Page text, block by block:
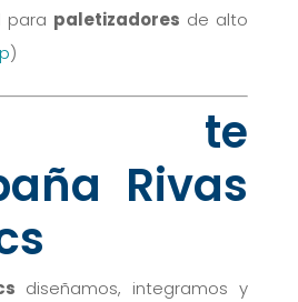
para paletizadores de alto
)
te
Rivas
diseñamos, integramos y